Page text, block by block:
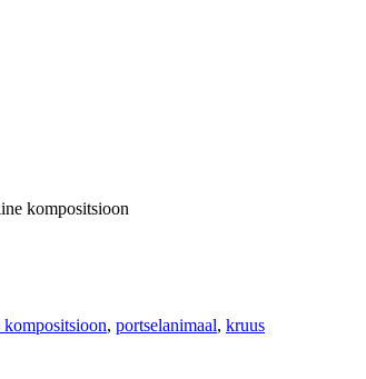
kompositsioon
kompositsioon, portselanimaal, kruus